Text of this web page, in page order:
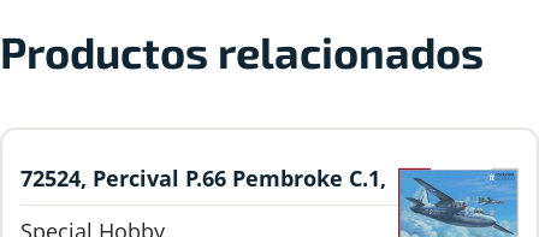
Productos relacionados
72524, Percival P.66 Pembroke C.1,
1/72, Special Hobby.
Special Hobby